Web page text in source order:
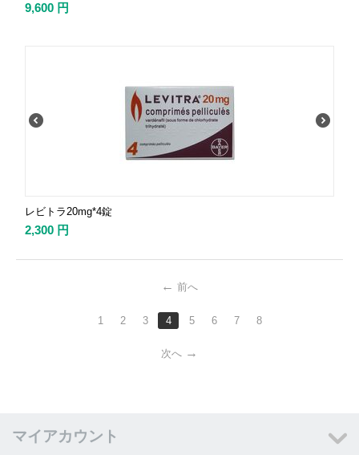
9,600 円
レビトラ20mg*4錠
2,300 円
前へ
1 2 3 4 5 6 7 8
次へ
マイアカウント